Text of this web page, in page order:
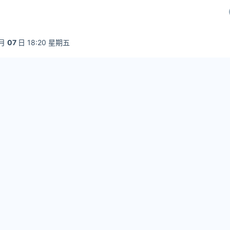
07 日 18:20 星期五